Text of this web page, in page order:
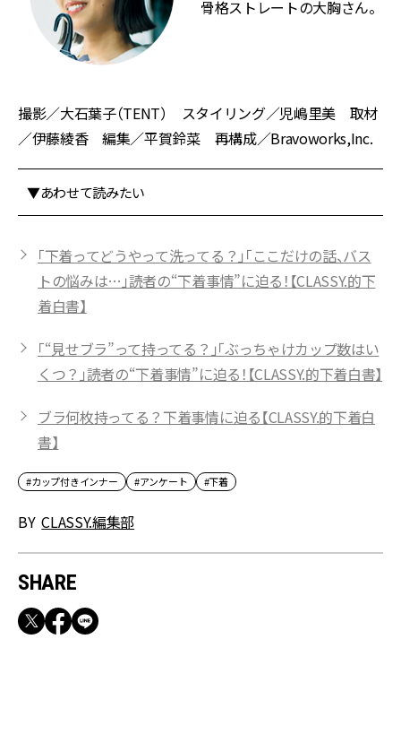
骨格ストレートの大胸さん。
撮影／大石葉子（TENT） スタイリング／児嶋里美 取材️
／伊藤綾香 編集／平賀鈴菜 再構成／Bravoworks,Inc.
▼あわせて読みたい
「下着ってどうやって洗ってる？」「ここだけの話、バス
トの悩みは…」読者の“下着事情”に迫る！【CLASSY.的下
着白書】
「“見せブラ”って持ってる？」「ぶっちゃけカップ数はい
くつ？」読者の“下着事情”に迫る！【CLASSY.的下着白書】
ブラ何枚持ってる？下着事情に迫る【CLASSY.的下着白
書】
#カップ付きインナー #アンケート #下着
BY CLASSY.編集部
SHARE